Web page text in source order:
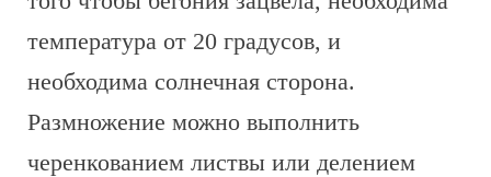
температура от 20 градусов, и
необходима солнечная сторона.
Размножение можно выполнить
черенкованием листвы или делением